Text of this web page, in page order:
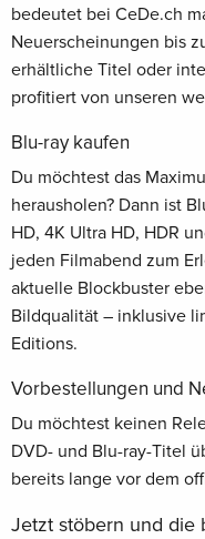
bedeutet bei CeDe.ch
Neuerscheinungen bis
erhältliche Titel oder
profitiert von unseren
Blu-ray kaufen
Du möchtest das
herausholen? Dann ist
HD, 4K Ultra HD, HDR
jeden Filmabend zum
aktuelle Blockbuster
Bildqualität – inklusive
Editions.
Vorbestellungen und
Du möchtest keinen
DVD- und Blu-ray-Titel
bereits lange vor dem
Jetzt stöbern und die